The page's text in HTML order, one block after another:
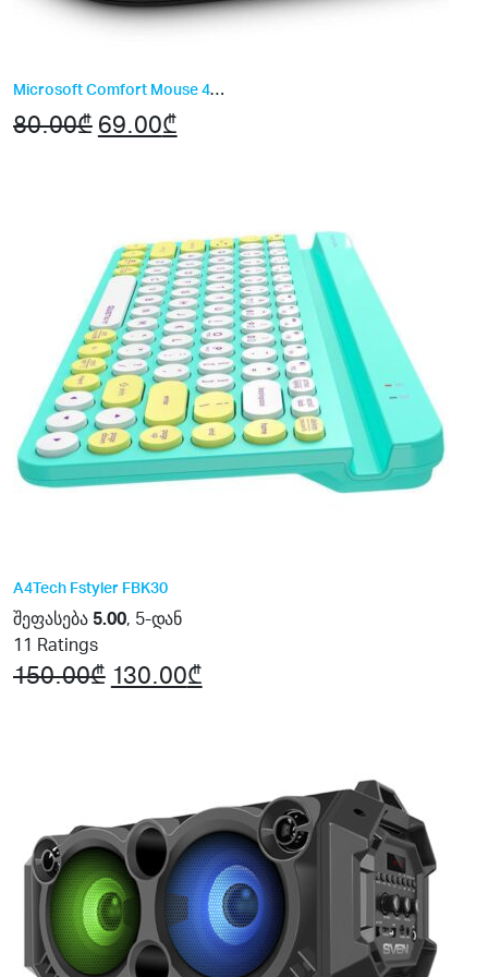
Microsoft Comfort Mouse 4500
80.00₾ Original
80.00₾.
69.00₾
69.00₾.
A4Tech Fstyler FBK30
შეფასება 5.00, 5-დან
11
Ratings
150.00₾ Original
130.00₾